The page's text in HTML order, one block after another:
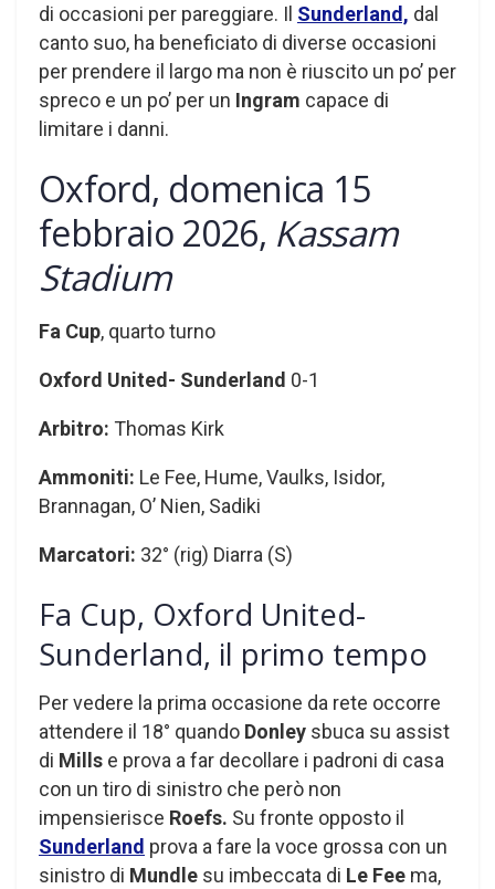
di occasioni per pareggiare. Il Sunderland, dal
canto suo, ha beneficiato di diverse occasioni
per prendere il largo ma non è riuscito un po’ per
spreco e un po’ per un Ingram capace di
limitare i danni.
Oxford, domenica 15
febbraio 2026, Kassam
Stadium
Fa Cup, quarto turno
Oxford United- Sunderland 0-1
Arbitro: Thomas Kirk
Ammoniti: Le Fee, Hume, Vaulks, Isidor,
Brannagan, O’ Nien, Sadiki
Marcatori: 32° (rig) Diarra (S)
Fa Cup, Oxford United-
Sunderland, il primo tempo
Per vedere la prima occasione da rete occorre
attendere il 18° quando Donley sbuca su assist
di Mills e prova a far decollare i padroni di casa
con un tiro di sinistro che però non
impensierisce Roefs. Su fronte opposto il
Sunderland prova a fare la voce grossa con un
sinistro di Mundle su imbeccata di Le Fee ma,